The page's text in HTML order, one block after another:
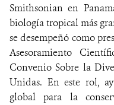
Smithsonian en
biología tropical más
se desempeñó como
Asesoramiento
Convenio Sobre la
Unidas. En este rol,
global para la